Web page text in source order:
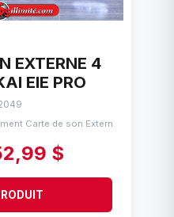
EXTERNE 4
EIE PRO
Carte de son Externe
$